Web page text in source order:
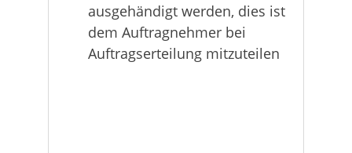
ausgehändigt werden, dies ist
dem Auftragnehmer bei
Auftragserteilung mitzuteilen